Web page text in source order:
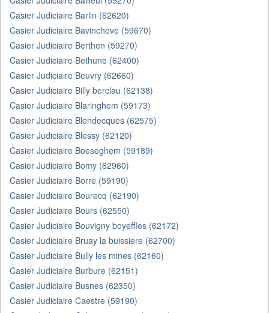
Casier Judiciaire Barlin (62620)
Casier Judiciaire Bavinchove (59670)
Casier Judiciaire Berthen (59270)
Casier Judiciaire Bethune (62400)
Casier Judiciaire Beuvry (62660)
Casier Judiciaire Billy berclau (62138)
Casier Judiciaire Blaringhem (59173)
Casier Judiciaire Blendecques (62575)
Casier Judiciaire Blessy (62120)
Casier Judiciaire Boeseghem (59189)
Casier Judiciaire Bomy (62960)
Casier Judiciaire Borre (59190)
Casier Judiciaire Bourecq (62190)
Casier Judiciaire Bours (62550)
Casier Judiciaire Bouvigny boyeffles (62172)
Casier Judiciaire Bruay la buissiere (62700)
Casier Judiciaire Bully les mines (62160)
Casier Judiciaire Burbure (62151)
Casier Judiciaire Busnes (62350)
Casier Judiciaire Caestre (59190)